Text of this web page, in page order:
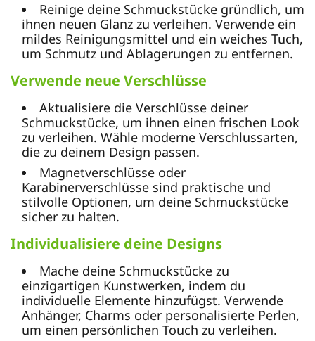
Reinige deine Schmuckstücke gründlich, um
ihnen neuen Glanz zu verleihen. Verwende ein
mildes Reinigungsmittel und ein weiches Tuch,
um Schmutz und Ablagerungen zu entfernen.
Verwende neue Verschlüsse
Aktualisiere die Verschlüsse deiner
Schmuckstücke, um ihnen einen frischen Look
zu verleihen. Wähle moderne Verschlussarten,
die zu deinem Design passen.
Magnetverschlüsse oder
Karabinerverschlüsse sind praktische und
stilvolle Optionen, um deine Schmuckstücke
sicher zu halten.
Individualisiere deine Designs
Mache deine Schmuckstücke zu
einzigartigen Kunstwerken, indem du
individuelle Elemente hinzufügst. Verwende
Anhänger, Charms oder personalisierte Perlen,
um einen persönlichen Touch zu verleihen.